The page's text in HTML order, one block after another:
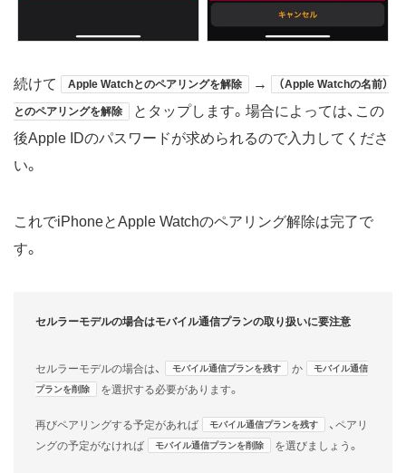
続けて Apple Watchとのペアリングを解除 → （Apple Watchの名前）
とのペアリングを解除
とタップします。場合によっては、この
後Apple IDのパスワードが求められるので入力してくださ
い。
これでiPhoneとApple Watchのペアリング解除は完了で
す。
セルラーモデルの場合はモバイル通信プランの取り扱いに要注意
セルラーモデルの場合は、 モバイル通信プランを残す か モバイル通信
プランを削除 を選択する必要があります。
再びペアリングする予定があれば モバイル通信プランを残す
、ペアリ
ングの予定がなければ
モバイル通信プランを削除 を選びましょう。